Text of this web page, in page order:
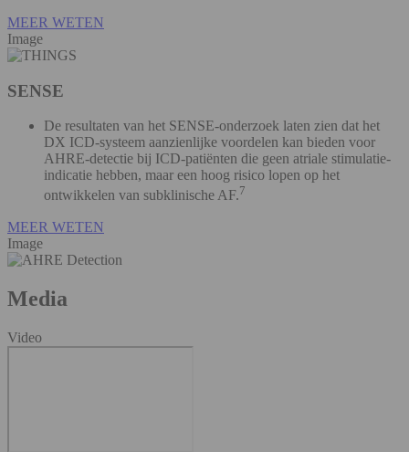
MEER WETEN
Image
SENSE
De resultaten van het SENSE-onderzoek laten zien dat het
DX ICD-systeem aanzienlijke voordelen kan bieden voor
AHRE-detectie bij ICD-patiënten die geen atriale stimulatie-
indicatie hebben, maar een hoog risico lopen op het
ontwikkelen van subklinische AF.7
MEER WETEN
Image
Media
Video